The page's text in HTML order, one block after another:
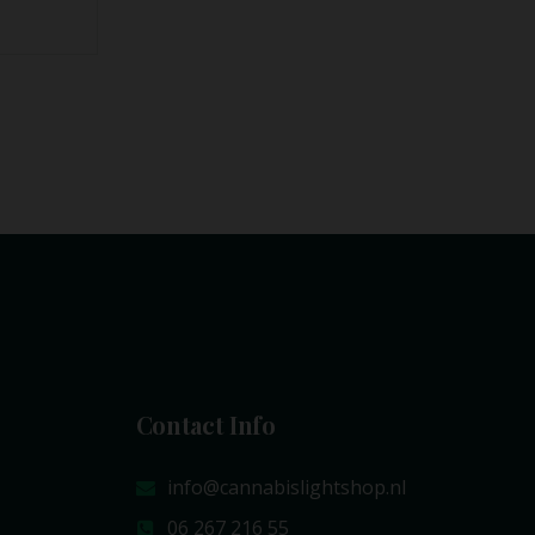
Contact Info
info@cannabislightshop.nl
06 267 216 55